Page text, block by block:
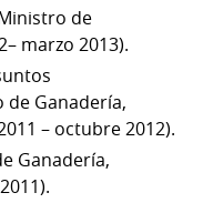
de
marzo 2013).
Ganadería,
– octubre 2012).
Ganadería,